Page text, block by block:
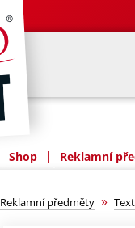
Shop | Reklamní
Reklamní předměty »